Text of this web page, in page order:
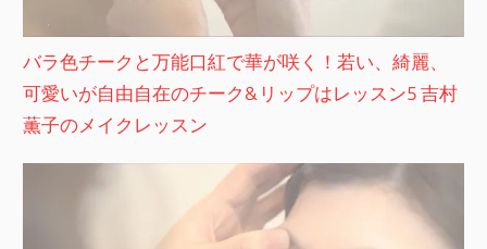
バラ色チークと万能口紅で華が咲く！若い、綺麗、
可愛いが自由自在のチーク&リップはレッスン5 吉村
薫子のメイクレッスン